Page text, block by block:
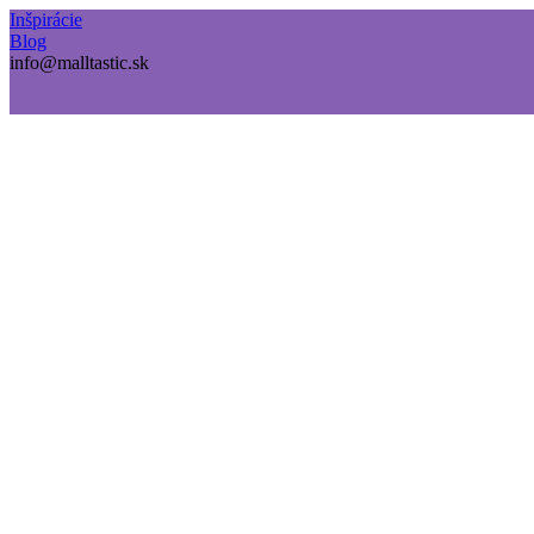
Inšpirácie
Blog
info@malltastic.sk